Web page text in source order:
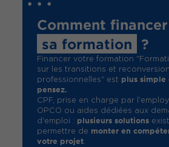
Comment financer
sa formation
?
Financer votre formation
sur les transitions et
professionnelles" est plus simple
pensez.
CPF, prise en charge par
OPCO ou aides dédiées aux
d'emploi : plusieurs solutions
permettre de monter en
votre projet.